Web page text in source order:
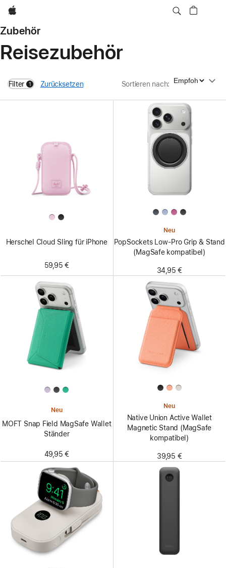
Apple
Zubehör
Reisezubehör
Filter 1
filters active
Zurücksetzen Sortieren nach: Sortieren nach
Herschel Cloud Sling für iPhone
59,95 €
Neu
PopSockets Low-Pro Grip & Stand
(MagSafe kompatibel)
34,95 €
Neu
MOFT Snap Field MagSafe Wallet
Ständer
49,95 €
Neu
Native Union Active Wallet
Magnetic Stand (MagSafe
kompatibel)
39,95 €